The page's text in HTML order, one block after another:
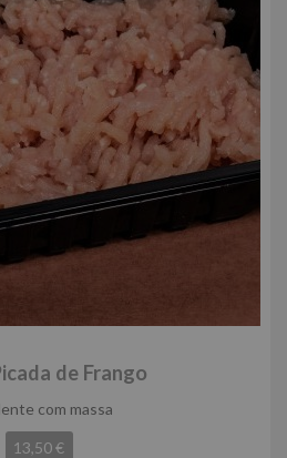
de Frango
com massa
13,50 €